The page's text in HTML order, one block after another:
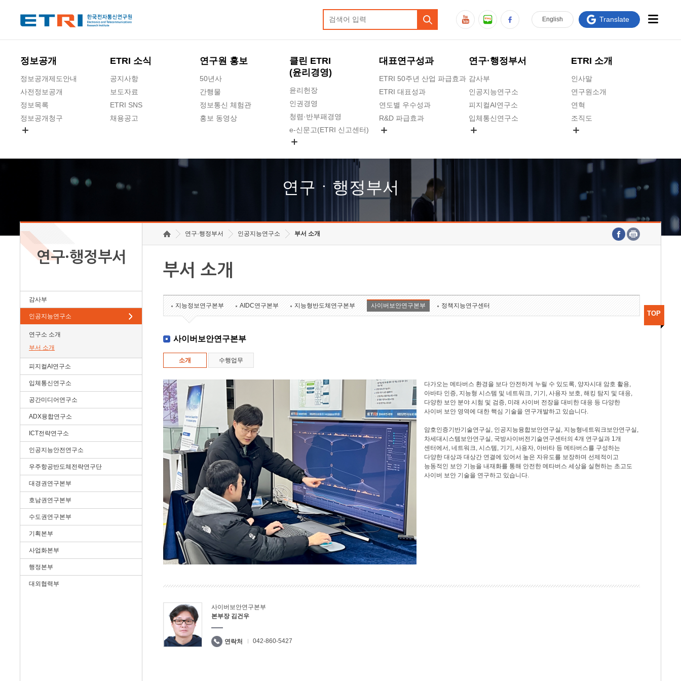
정보공개
정보공개제도안내
사전정보공개
정보목록
정보공개청구
ETRI 소식
공지사항
보도자료
ETRI SNS
채용공고
연구원 홍보
50년사
간행물
정보통신 체험관
홍보 동영상
클린 ETRI
(윤리경영)
윤리헌장
인권경영
청렴·반부패경영
e-신문고(ETRI 신고센터)
고객의소리
수의계약 현황
대표연구성과
ETRI 50주년 산업 파급효과
ETRI 대표성과
연도별 우수성과
R&D 파급효과
연구·행정부서
감사부
인공지능연구소
피지컬AI연구소
입체통신연구소
호남권연구본부
기획본부
ETRI 소개
인사말
연구원소개
연혁
조직도
연구원 고객헌장
주요업무연락처
English Translate
연구ㆍ행정부서
연구·행정부서
감사부
인공지능연구소
연구소 소개
부서 소개
피지컬AI연구소
입체통신연구소
공간미디어연구소
ADX융합연구소
ICT전략연구소
인공지능안전연구소
우주항공반도체전략연구단
대경권연구본부
호남권연구본부
수도권연구본부
기획본부
사업화본부
행정본부
대외협력부
연구·행정부서 인공지능연구소 부서 소개
부서 소개
지능정보연구본부 AIDC연구본부 지능형반도체연구본부 사이버보안연구본부 정책지능연구센터
사이버보안연구본부
소개 수행업무
다가오는 메타버스 환경을 보다 안전하게 누릴 수 있도록, 양자시대 암호 활용,
아바타 인증, 지능형 시스템 및 네트워크, 기기, 사용자 보호, 해킹 탐지 및 대응,
다양한 보안 분야 시험 및 검증, 미래 사이버 전장을 대비한 대응 등 다양한
사이버 보안 영역에 대한 핵심 기술을 연구개발하고 있습니다.
암호인증기반기술연구실, 인공지능융합보안연구실, 지능형네트워크보안연구실,
차세대시스템보안연구실, 국방사이버전기술연구센터의 4개 연구실과 1개
센터에서, 네트워크, 시스템, 기기, 사용자, 아바타 등 메타버스를 구성하는
다양한 대상과 대상간 연결에 있어서 높은 자유도를 보장하며 선제적이고
능동적인 보안 기능을 내재화를 통해 안전한 메타버스 세상을 실현하는 초고도
사이버 보안 기술을 연구하고 있습니다.
사이버보안연구본부
본부장 김건우
연락처 042-860-5427
TOP